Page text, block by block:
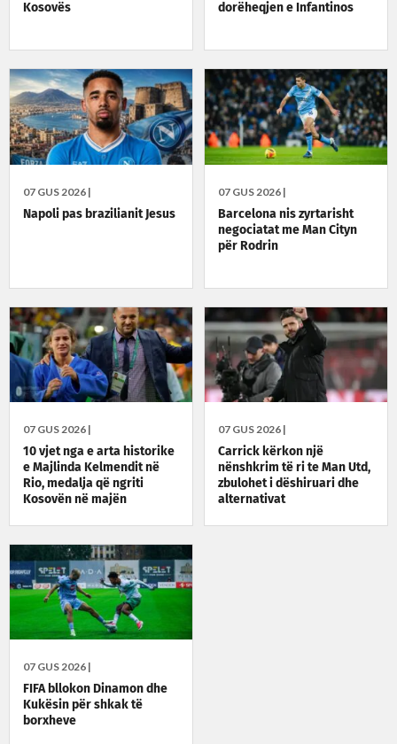
Kosovës
dorëheqjen e Infantinos
07 GUS 2026 |
Napoli pas brazilianit Jesus
07 GUS 2026 |
Barcelona nis zyrtarisht
negociatat me Man Cityn
për Rodrin
07 GUS 2026 |
10 vjet nga e arta historike
e Majlinda Kelmendit në
Rio, medalja që ngriti
Kosovën në majën
07 GUS 2026 |
Carrick kërkon një
nënshkrim të ri te Man Utd,
zbulohet i dëshiruari dhe
alternativat
07 GUS 2026 |
FIFA bllokon Dinamon dhe
Kukësin për shkak të
borxheve